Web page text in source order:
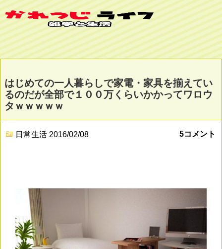
はじめての一人暮らしで家電・家具を揃えてい
るのだが全部で１００万くらいかかってワロウ
タｗｗｗｗｗ
日常生活 2016/02/08 5コメント